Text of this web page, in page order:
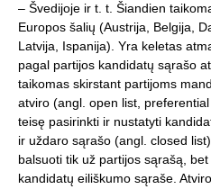
– Švedijoje ir t. t. Šiandien
Europos šalių (Austrija, Belgija,
Latvija, Ispanija). Yra keletas
pagal partijos kandidatų sąrašo
taikomas skirstant partijoms
atviro (angl. open list,
teisę pasirinkti ir nustatyti
ir uždaro sąrašo (angl. closed
balsuoti tik už partijos sąrašą,
kandidatų eiliškumo sąraše.